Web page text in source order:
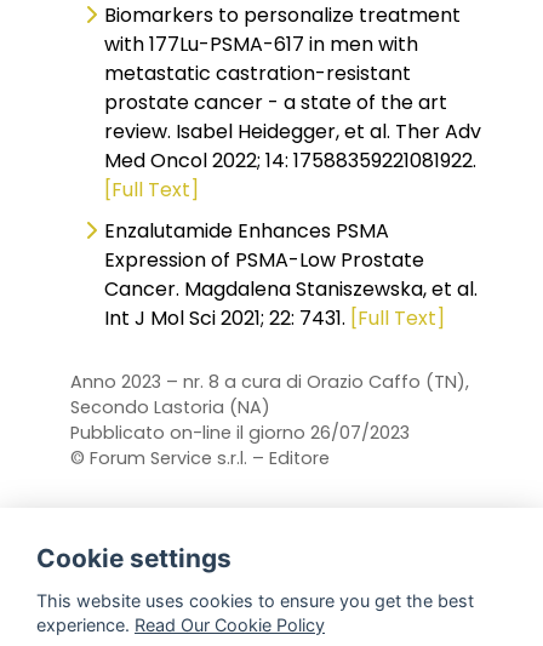
Biomarkers to personalize treatment
with 177Lu-PSMA-617 in men with
metastatic castration-resistant
prostate cancer - a state of the art
review. Isabel Heidegger, et al. Ther Adv
Med Oncol 2022; 14: 17588359221081922.
[Full Text]
Enzalutamide Enhances PSMA
Expression of PSMA-Low Prostate
Cancer. Magdalena Staniszewska, et al.
Int J Mol Sci 2021; 22: 7431. [Full Text]
Anno 2023 – nr. 8 a cura di Orazio Caffo (TN),
Secondo Lastoria (NA)
Pubblicato on-line il giorno 26/07/2023
© Forum Service s.r.l. – Editore
ISSN 2612-744X Key papers (Online)
Cookie settings
This website uses cookies to ensure you get the best
experience. Read Our Cookie Policy